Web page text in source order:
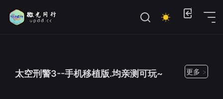
太空刑警3--手机移植版.均亲测可玩~ 更多 >